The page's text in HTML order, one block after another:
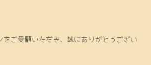
時
をご愛顧いただき、誠にありがとうござい